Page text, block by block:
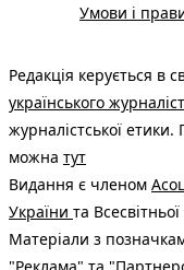
Умови і
Редакція керується в
українського
журналістської
можна тут
Видання є членом
України та
Матеріали з
"Реклама" та